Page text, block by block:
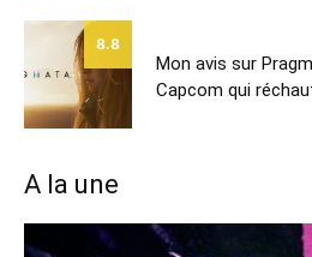
8.8
Mon avis sur
Capcom qui
A la une